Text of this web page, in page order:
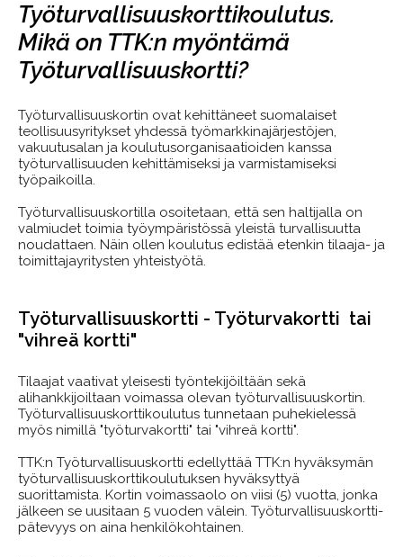
Työturvallisuus­­korttikoulutus.
Mikä on TTK:n myöntämä
Työturvallisuus­­kortti?
Työturvallisuuskortin ovat kehittäneet suomalaiset
teollisuusyritykset yhdessä työmarkkinajärjestöjen,
vakuutusalan ja koulutusorganisaatioiden kanssa
työturvallisuuden kehittämiseksi ja varmistamiseksi
työpaikoilla.
Työturvallisuuskortilla osoitetaan, että sen haltijalla on
valmiudet toimia työympäristössä yleistä turvallisuutta
noudattaen. Näin ollen koulutus edistää etenkin tilaaja- ja
toimittajayritysten yhteistyötä.
Työturvallisuuskortti - Työturvakortti tai
"vihreä kortti"
Tilaajat vaativat yleisesti työntekijöiltään sekä
alihankkijoiltaan voimassa olevan työturvallisuuskortin.
Työturvallisuus­korttikoulutus tunnetaan puhekielessä
myös nimillä "työturvakortti" tai "vihreä kortti".
TTK:n Työturvallisuuskortti edellyttää TTK:n hyväksymän
työturvallisuus­kortti­koulutuksen hyväksyttyä
suorittamista. Kortin voimassaolo on viisi (5) vuotta, jonka
jälkeen se uusitaan 5 vuoden välein. Työturvallisuus­kortti­
pätevyys on aina henkilökohtainen.